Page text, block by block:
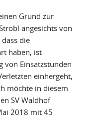
Grund zur
angesichts von
die
haben, ist
von Einsatzstunden
einhergeht,
möchte in diesem
SV Waldhof
2018 mit 45